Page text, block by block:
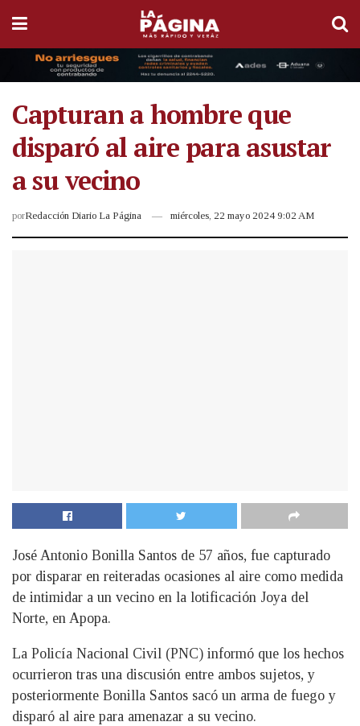
Capturan a hombre que
disparó al aire para asustar
a su vecino
porRedacción Diario La Página miércoles, 22 mayo 2024 9:02 AM
José Antonio Bonilla Santos de 57 años, fue capturado
por disparar en reiteradas ocasiones al aire como medida
de intimidar a un vecino en la lotificación Joya del
Norte, en Apopa.
La Policía Nacional Civil (PNC) informó que los hechos
ocurrieron tras una discusión entre ambos sujetos, y
posteriormente Bonilla Santos sacó un arma de fuego y
disparó al aire para amenazar a su vecino.